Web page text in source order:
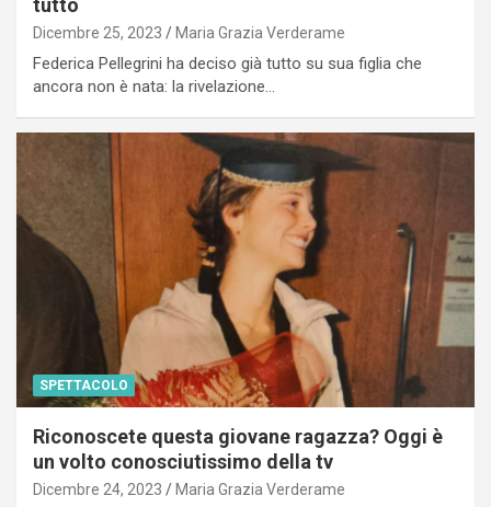
tutto
Dicembre 25, 2023 Maria Grazia Verderame
Federica Pellegrini ha deciso già tutto su sua figlia che
ancora non è nata: la rivelazione…
SPETTACOLO
Riconoscete questa giovane ragazza? Oggi è
un volto conosciutissimo della tv
Dicembre 24, 2023 Maria Grazia Verderame